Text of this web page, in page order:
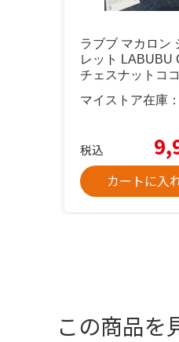
ラブブ マカロン
レット LABUBU
チェスナットコ
マイストア在庫：
税込
カートに入
この商品を